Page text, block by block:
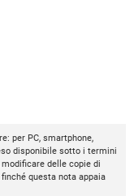
per PC, smartphone,
disponibile sotto i termini
delle copie di
questa nota appaia